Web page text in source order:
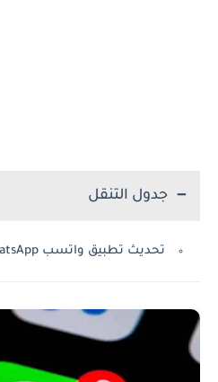
جدول التنقل
تحديث تطبيق واتسب whatsApp